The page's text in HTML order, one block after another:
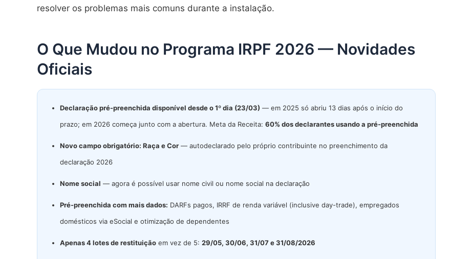
resolver os problemas mais comuns durante a instalação.
O Que Mudou no Programa IRPF 2026 — Novidades
Oficiais
Declaração pré-preenchida disponível desde o 1º dia (23/03) — em 2025 só abriu 13 dias após o início do
prazo; em 2026 começa junto com a abertura. Meta da Receita: 60% dos declarantes usando a pré-preenchida
Novo campo obrigatório: Raça e Cor — autodeclarado pelo próprio contribuinte no preenchimento da
declaração 2026
Nome social — agora é possível usar nome civil ou nome social na declaração
Pré-preenchida com mais dados: DARFs pagos, IRRF de renda variável (inclusive day-trade), empregados
domésticos via eSocial e otimização de dependentes
Apenas 4 lotes de restituição em vez de 5: 29/05, 30/06, 31/07 e 31/08/2026